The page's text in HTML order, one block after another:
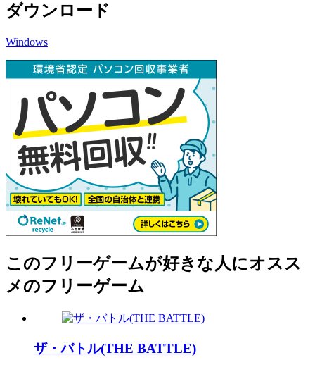
ダウンロード
Windows
このフリーゲームが好きな人にオスス
メのフリーゲーム
ザ・バトル(THE BATTLE)